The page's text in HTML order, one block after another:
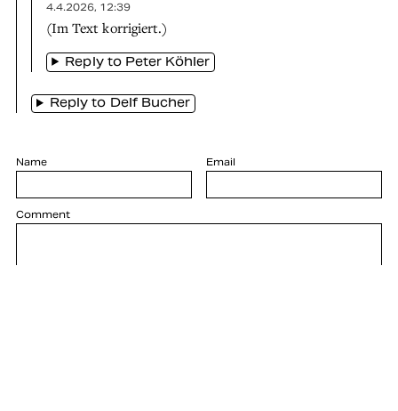
4.4.2026, 12:39
(Im Text korrigiert.)
Reply to Peter Köhler
Reply to Delf Bucher
Name Email
Comment